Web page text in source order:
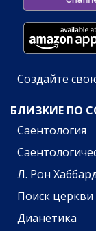
Создайте
БЛИЗКИЕ ПО
Саентология
Л. Рон
Поиск церкви
Дианетика